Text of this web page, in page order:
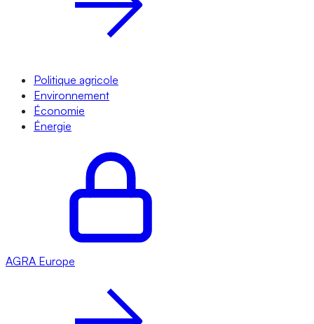
Politique agricole
Environnement
Économie
Énergie
AGRA Europe